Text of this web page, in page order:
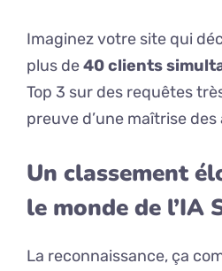
Imaginez votre site qui
plus de40 clients
Top 3 sur des requêtes
preuve d’une maîtrise
Un classement
le monde de l’IA
La reconnaissance, ça